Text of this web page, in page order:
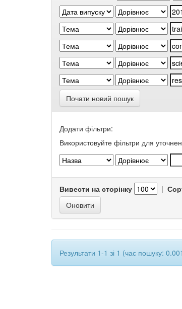
Почати новий пошук
Додати фільтри:
Використовуйте фільтри для
Вивести на сторінку |
Результати 1-1 зі 1 (час пошуку: